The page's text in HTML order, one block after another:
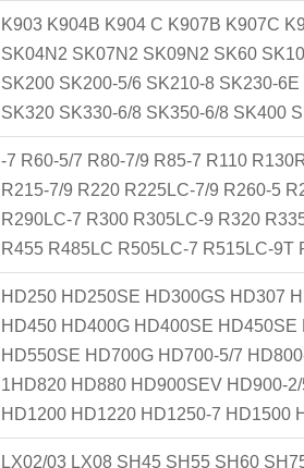
K903 K904B K904 C K907B K907C
SK04N2 SK07N2 SK09N2 SK60
SK200 SK200-5/6 SK210-8 SK230-
SK320 SK330-6/8 SK350-6/8 SK400
-7 R60-5/7 R80-7/9 R85-7 R110
R215-7/9 R220 R225LC-7/9 R260-5
R290LC-7 R300 R305LC-9 R320
R455 R485LC R505LC-7 R515LC-9T
HD250 HD250SE HD300GS HD307
HD450 HD400G HD400SE HD450SE
HD550SE HD700G HD700-5/7
1HD820 HD880 HD900SEV HD900-
HD1200 HD1220 HD1250-7 HD1500
LX02/03 LX08 SH45 SH55 SH60